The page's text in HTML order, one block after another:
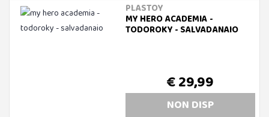
PLASTOY
MY HERO ACADEMIA -
TODOROKY - SALVADANAIO
€ 29,99
NON DISP